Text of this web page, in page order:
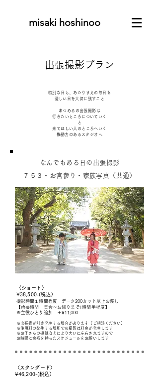
​misaki hoshinoo
出張撮影プラン
特別な日も、あたりまえの毎日も
​愛しい日を大切に残すこと
あつめるの出張撮影は
行きたいところについていく
と
来てほしい人のところへいく
​機動力のあるスタジオへ
なんでもある日の出張撮影
７５３・お宮参り・家族写真（共通）
〈ショート 〉
​¥38,500-(税込）
撮影時間１時間程度 データ200カット以上お渡し
【所要時間：集合〜お帰りまで1時間半程度】
※主役ひとり追加 ＋¥11,000​
※出張費が別途発生する場合があります（ご相談ください）
※使用料の発生する場所での撮影は料金が発生します
※お子さんの機嫌などにより大いに左右されますので
お時間に余裕を持ったスケジュールをお願いします
〈スタンダード 〉
​¥46,200-(税込）